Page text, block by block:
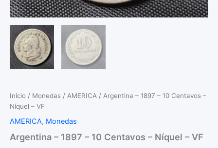
Inicio / Monedas / AMERICA / Argentina – 1897 – 10 Centavos –
Níquel – VF
AMERICA, Monedas
Argentina – 1897 – 10 Centavos – Níquel – VF